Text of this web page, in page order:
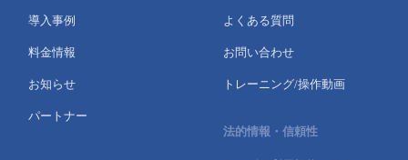
導入事例
料金情報
お知らせ
パートナー
よくある質問
お問い合わせ
トレーニング/操作動画
法的情報・信頼性